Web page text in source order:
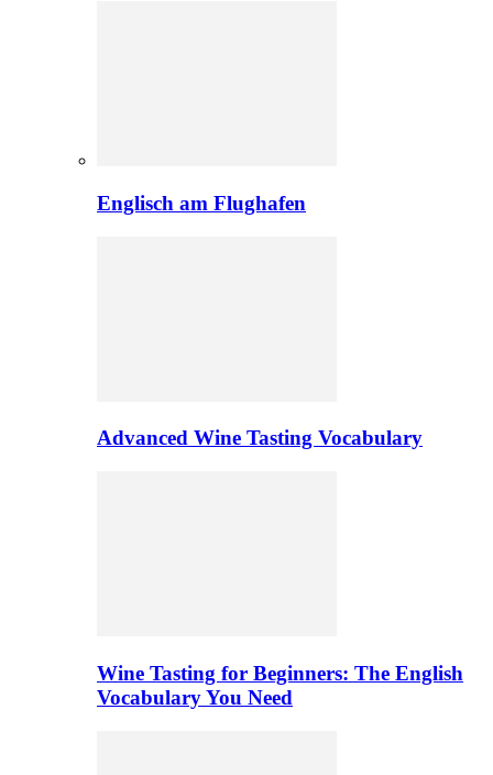
Englisch am Flughafen
Advanced Wine Tasting Vocabulary
Wine Tasting for Beginners: The English
Vocabulary You Need